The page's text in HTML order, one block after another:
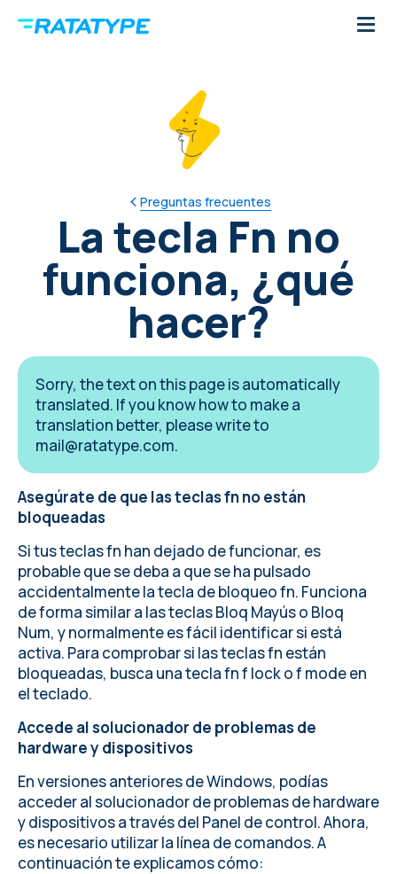
Preguntas frecuentes
La tecla Fn no
funciona, ¿qué
hacer?
Sorry, the text on this page is automatically
translated. If you know how to make a
translation better, please write to
mail@ratatype.com.
Asegúrate de que las teclas fn no están
bloqueadas
Si tus teclas fn han dejado de funcionar, es
probable que se deba a que se ha pulsado
accidentalmente la tecla de bloqueo fn. Funciona
de forma similar a las teclas Bloq Mayús o Bloq
Num, y normalmente es fácil identificar si está
activa. Para comprobar si las teclas fn están
bloqueadas, busca una tecla fn f lock o f mode en
el teclado.
Accede al solucionador de problemas de
hardware y dispositivos
En versiones anteriores de Windows, podías
acceder al solucionador de problemas de hardware
y dispositivos a través del Panel de control. Ahora,
es necesario utilizar la línea de comandos. A
continuación te explicamos cómo: